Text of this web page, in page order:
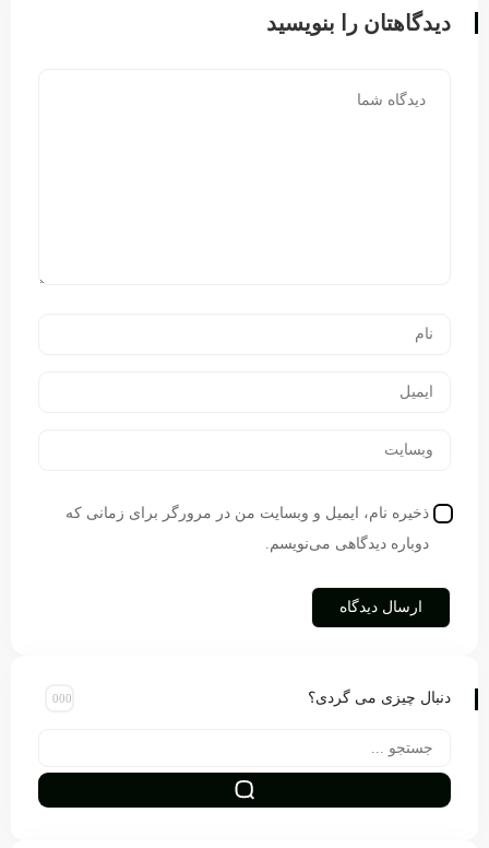
دیدگاهتان را بنویسید
ذخیره نام، ایمیل و وبسایت من در مرورگر برای زمانی که
دوباره دیدگاهی می‌نویسم.
دنبال چیزی می گردی؟